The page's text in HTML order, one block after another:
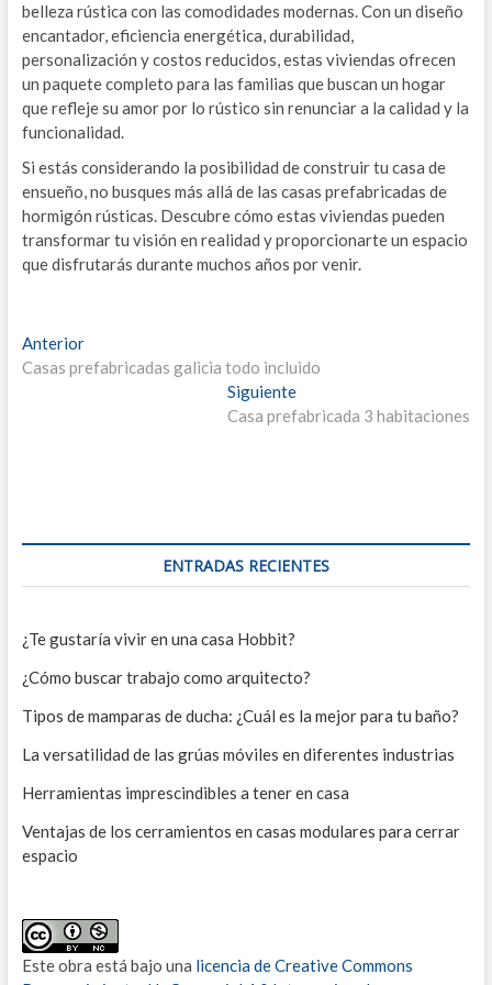
belleza rústica con las comodidades modernas. Con un diseño
encantador, eficiencia energética, durabilidad,
personalización y costos reducidos, estas viviendas ofrecen
un paquete completo para las familias que buscan un hogar
que refleje su amor por lo rústico sin renunciar a la calidad y la
funcionalidad.
Si estás considerando la posibilidad de construir tu casa de
ensueño, no busques más allá de las casas prefabricadas de
hormigón rústicas. Descubre cómo estas viviendas pueden
transformar tu visión en realidad y proporcionarte un espacio
que disfrutarás durante muchos años por venir.
Navegación
de
AnteriorEntrada
anterior:
Casas prefabricadas galicia todo incluido
SiguienteEntrada
siguiente:
Casa prefabricada 3 habitaciones
ENTRADAS RECIENTES
¿Te gustaría vivir en una casa Hobbit?
¿Cómo buscar trabajo como arquitecto?
Tipos de mamparas de ducha: ¿Cuál es la mejor para tu baño?
La versatilidad de las grúas móviles en diferentes industrias
Herramientas imprescindibles a tener en casa
Ventajas de los cerramientos en casas modulares para cerrar
espacio
Este obra está bajo una licencia de Creative Commons